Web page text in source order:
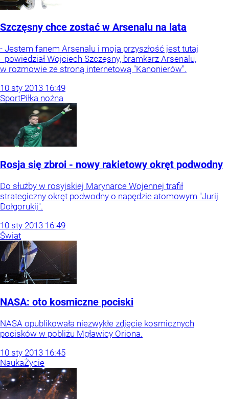
Szczęsny chce zostać w Arsenalu na lata
- Jestem fanem Arsenalu i moja przyszłość jest tutaj
- powiedział Wojciech Szczęsny, bramkarz Arsenalu,
w rozmowie ze stroną internetową "Kanonierów".
10 sty 2013 16:49
SportPiłka nożna
Rosja się zbroi - nowy rakietowy okręt podwodny
Do służby w rosyjskiej Marynarce Wojennej trafił
strategiczny okręt podwodny o napędzie atomowym "Jurij
Dołgorukij".
10 sty 2013 16:49
Świat
NASA: oto kosmiczne pociski
NASA opublikowała niezwykłe zdjęcie kosmicznych
pocisków w pobliżu Mgławicy Oriona.
10 sty 2013 16:45
NaukaŻycie